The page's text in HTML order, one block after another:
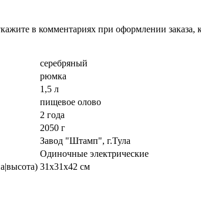
в комментариях при оформлении
серебряный
рюмка
1,5 л
пищевое олово
2 года
2050 г
Завод "Штамп", г.Тула
Одиночные электрические
31x31x42 см